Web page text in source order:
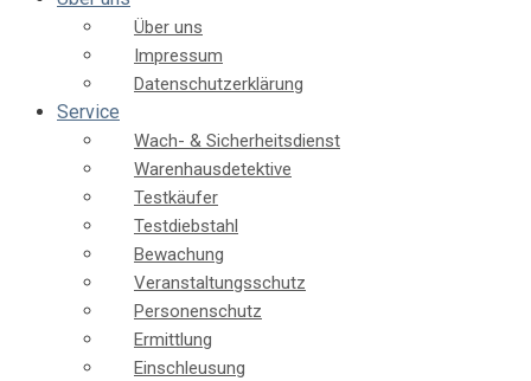
Über uns
Impressum
Datenschutzerklärung
Service
Wach- & Sicherheitsdienst
Warenhausdetektive
Testkäufer
Testdiebstahl
Bewachung
Veranstaltungsschutz
Personenschutz
Ermittlung
Einschleusung